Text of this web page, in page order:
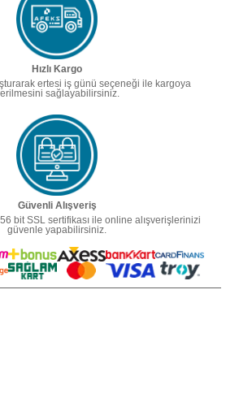
Hızlı Kargo
ertesi iş günü seçeneği ile kargoya
sağlayabilirsiniz.
Güvenli Alışveriş
bit SSL sertifikası ile online alışverişlerinizi
güvenle yapabilirsiniz.